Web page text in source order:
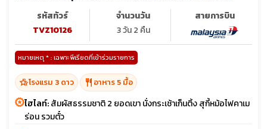
รหัสทัวร์
TVZ10126
จำนวนวัน
3 วัน 2 คืน
สายการบิน
หมายเหตุ * : เฉพาะพีเรียดที่เข้าร่วมรายการ
hotel_classโรงแรม 3 ดาว restaurant อาหาร 5 มื้อ
ไฮไลท์:สัมผัสธรรมชาติ 2 ยอดเขา นั่งกระเช้าเก็นติ้ง สุกี้หม้อไฟคาเม
ร่อน รวมตั๋ว